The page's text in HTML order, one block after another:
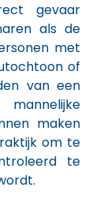
gevaar
als de
met
of
van een
maken
om te
te